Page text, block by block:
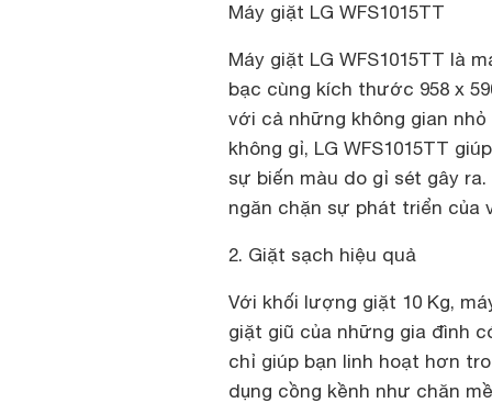
Máy giặt LG WFS1015TT
Máy giặt LG WFS1015TT là
bạc cùng kích thước 958 x
với cả những không gian
không gỉ, LG WFS1015TT
sự biến màu do gỉ sét gây
ngăn chặn sự phát triển
2. Giặt sạch hiệu quả
Với khối lượng giặt 10 Kg,
giặt giũ của những gia đình
chỉ giúp bạn linh hoạt hơn
dụng cồng kềnh như chăn